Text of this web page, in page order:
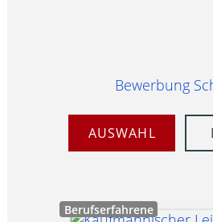
Bewerbung
AUSWAHL
Berufserfahrene